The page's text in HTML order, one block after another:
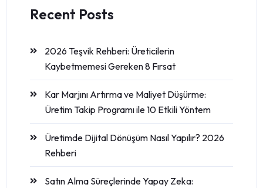
Recent Posts
2026 Teşvik Rehberi: Üreticilerin
Kaybetmemesi Gereken 8 Fırsat
Kar Marjını Artırma ve Maliyet Düşürme:
Üretim Takip Programı ile 10 Etkili Yöntem
Üretimde Dijital Dönüşüm Nasıl Yapılır? 2026
Rehberi
Satın Alma Süreçlerinde Yapay Zeka: